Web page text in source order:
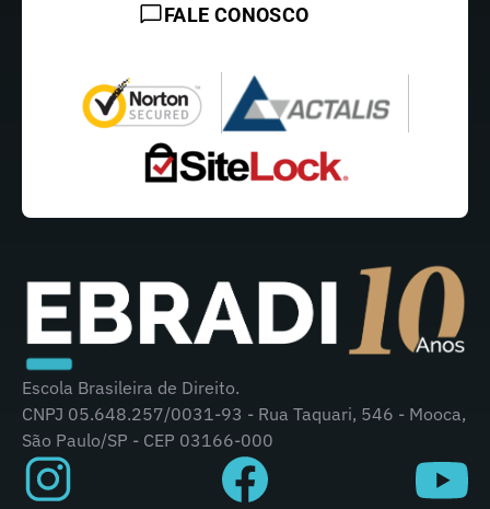
FALE CONOSCO
Escola Brasileira de Direito.
CNPJ 05.648.257/0031-93 - Rua Taquari, 546 - Mooca,
São Paulo/SP - CEP 03166-000